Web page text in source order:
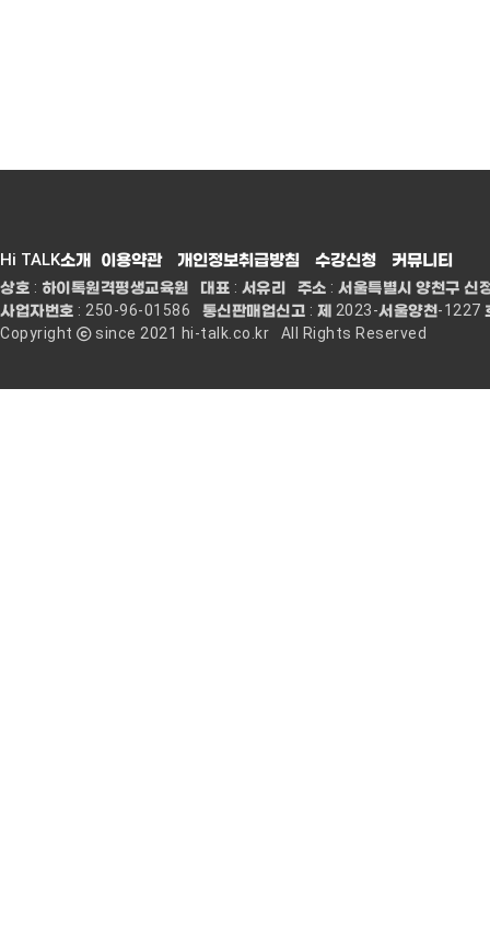
Hi TALK
인사말
커리큘럼
Hi TALK 커리큘럼
수
Hi TALK소개 이용약관 개인정보취급방침 수강신청 커뮤니티
상호 : 하이톡원격평생교육원 대표 : 서유리 주소 : 서울특별시 양천
사업자번호 : 250-96-01586 통신판매업신고 : 제 2023-서울양천-1227
Copyright ⓒ since 2021 hi-talk.co.kr All Rights Reserved